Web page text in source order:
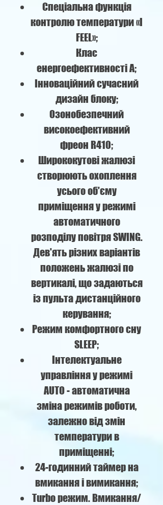
Спеціальна функція
контролю температури «I
FEEL»;
Клас
енергоефективності А;
Інноваційний сучасний
дизайн блоку;
Озонобезпечний
високоефективний
фреон R410;
Ширококутові жалюзі
створюють охоплення
усього об'єму
приміщення у режимі
автоматичного
розподілу повітря SWING.
Дев'ять різних варіантів
положень жалюзі по
вертикалі, що задаються
із пульта дистанційного
керування;
Режим комфортного сну
SLЕЕР;
Інтелектуальне
управління у режимі
AUTO - автоматична
зміна режимів роботи,
залежно від змін
температури в
приміщенні;
24-годинний таймер на
вмикання і вимикання;
Turbo режим. Вмикання/